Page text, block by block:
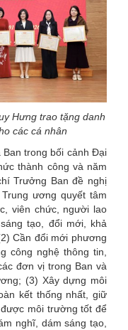
Hưng trao tặng danh
các cá nhân
Ban trong bối cảnh Đại
thành công và năm
Trưởng Ban đề nghị
ương quyết tâm
viên chức, người lao
tạo, đổi mới, khả
Cần đổi mới phương
công nghệ thông tin,
đơn vị trong Ban và
(3) Xây dựng môi
kết thống nhất, giữ
môi trường tốt để
nghĩ, dám sáng tạo,